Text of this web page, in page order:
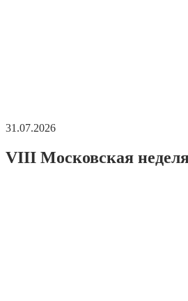
31.07.2026
VIII Московская